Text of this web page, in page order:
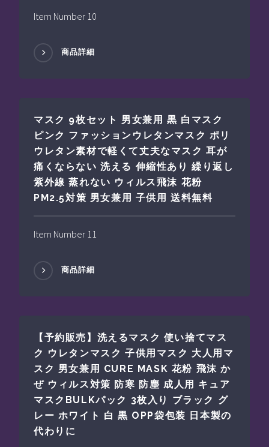
Item Number 10
商品詳細
マスク 9枚セット 男女兼用 黒 白マスク
ピンク ファッションウレタンマスク ポリ
ウレタン素材で軽くて丈夫なマスク 耳が
痛くならない 洗える 伸縮性あり 繰り返し
紫外線 蒸れない ウィルス飛沫 花粉
PM2.5対策 男女兼用 子供用 送料無料
Item Number 11
商品詳細
【予約販売】洗えるマスク 使い捨てマス
ク ウレタンマスク 子供用マスク 大人用マ
スク 男女兼用 CURE MASK 花粉 飛沫 か
ぜ ウィルス対策 防寒 防塵 成人用 キュア
マスクBULKパック 3枚入り ブラック グ
レー ホワイト 白 黒 OPP袋包装 日本製の
代わりに